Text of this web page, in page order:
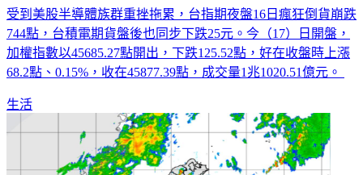
受到美股半導體族群重挫拖累，台指期夜盤16日瘋狂倒貨崩跌
744點，台積電期貨盤後也同步下跌25元。今（17）日開盤，
加權指數以45685.27點開出，下跌125.52點，好在收盤時上漲
68.2點、0.15%，收在45877.39點，成交量1兆1020.51億元。
生活